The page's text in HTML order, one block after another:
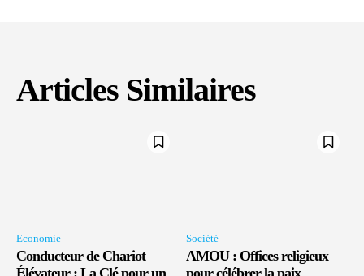
Articles Similaires
Economie
Conducteur de Chariot
Société
AMOU : Offices religieux